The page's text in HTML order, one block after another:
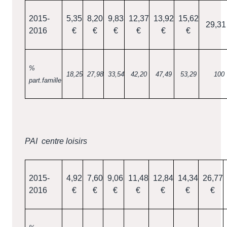
2015-
2016
5,35
€
8,20
€
9,83
€
12,37
€
13,92
€
15,62
€
%
part.famille
18,25 27,98 33,54 42,20 47,49 53,29 100
PAI centre loisirs
2015-
2016
4,92
€
7,60
€
9,06
€
11,48
€
12,84
€
14,34
€
26,77
€